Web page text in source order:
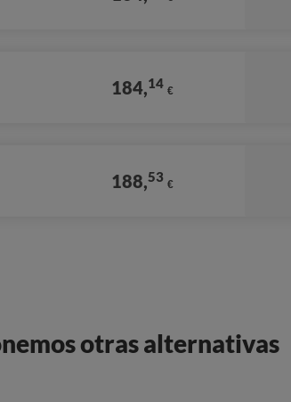
184,14 €
188,53 €
otras alternativas